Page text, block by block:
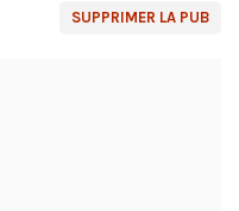
SUPPRIMER LA PUB